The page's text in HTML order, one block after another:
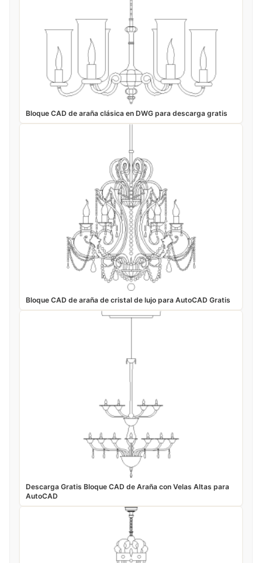
Bloque CAD de araña clásica en DWG para descarga gratis
Bloque CAD de araña de cristal de lujo para AutoCAD Gratis
Descarga Gratis Bloque CAD de Araña con Velas Altas para
AutoCAD